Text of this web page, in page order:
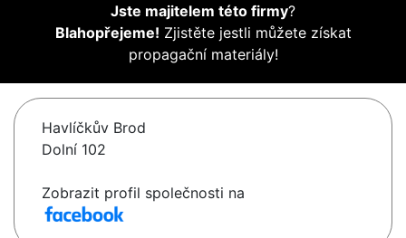
Jste majitelem této firmy?
Blahopřejeme! Zjistěte jestli můžete získat
propagační materiály!
Havlíčkův Brod
Dolní 102
Zobrazit profil společnosti na